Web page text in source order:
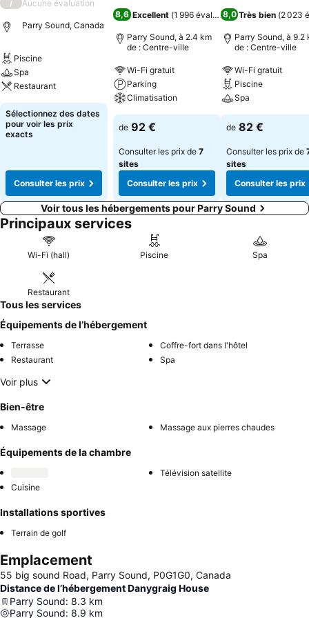
/ Aucune évaluation
Parry Sound, Canada
Piscine
Spa
Restaurant
Sélectionnez des dates
pour voir les prix
exacts
Consulter les prix
8,6 Excellent (1 996 évaluations)
Parry Sound, à 2.4 km
de : Centre-ville
Wi-Fi gratuit
Parking
Climatisation
de 92 €
Consulter les prix de 7
sites
Consulter les prix
8,0 Très bien (2 023
Parry Sound, à 9.2
de : Centre-ville
Wi-Fi gratuit
Piscine
Spa
de 82 €
Consulter les prix de
sites
Consulter les prix
Voir tous les hébergements pour Parry Sound
Principaux services
Wi-Fi (hall) Piscine Spa
Restaurant
Tous les services
Équipements de l’hébergement
Terrasse
Coffre-fort dans l'hôtel
Restaurant
Spa
Voir plus
Bien-être
Massage Massage aux pierres chaudes
Équipements de la chambre
Télévision satellite
Cuisine
Installations sportives
Terrain de golf
Emplacement
55 big sound Road, Parry Sound, P0G1G0, Canada
Distance de l’hébergement Danygraig House
Parry Sound: 8.3 km
Parry Sound: 8.9 km